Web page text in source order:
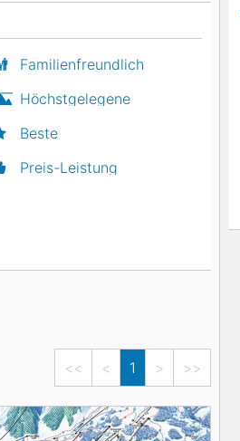
<< < 1 > >>
Familienfreundlich
Höchstgelegene
Beste
Preis-Leistung